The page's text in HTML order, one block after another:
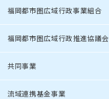
福岡都市圏広域行政事業組合
福岡都市圏広域行政推進協議会
共同事業
流域連携基金事業